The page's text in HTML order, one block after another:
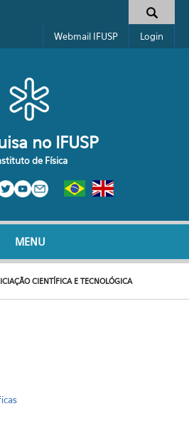
de busca
Webmail IFUSP Login
no IFUSP
de Física
MENU
CIENTÍFICA E TECNOLÓGICA